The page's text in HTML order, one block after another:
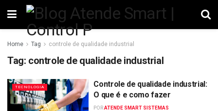
Home Tag controle de qualidade industrial
Tag: controle de qualidade industrial
TECNOLOGIA
Controle de qualidade industrial:
O que é e como fazer
PORATENDE SMART SISTEMAS